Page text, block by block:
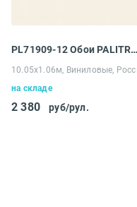
PL71909-12 Обои PALITRA LIFE (Palitra) Holland
10.05х1.06м, Виниловые,
на складе
2 380 руб/рул.